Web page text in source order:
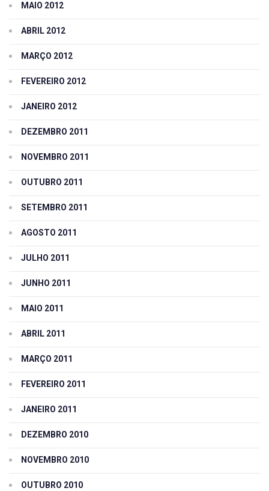
MAIO 2012
ABRIL 2012
MARÇO 2012
FEVEREIRO 2012
JANEIRO 2012
DEZEMBRO 2011
NOVEMBRO 2011
OUTUBRO 2011
SETEMBRO 2011
AGOSTO 2011
JULHO 2011
JUNHO 2011
MAIO 2011
ABRIL 2011
MARÇO 2011
FEVEREIRO 2011
JANEIRO 2011
DEZEMBRO 2010
NOVEMBRO 2010
OUTUBRO 2010